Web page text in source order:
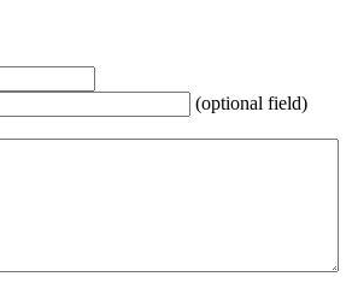
(optional field)